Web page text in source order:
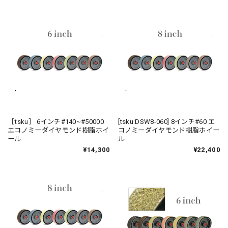
［tsku］ 6インチ#140~#50000
エコノミーダイヤモンド樹脂ホイ
ール
¥14,300
[tsku:DSW8-060] 8インチ#60 エ
コノミーダイヤモンド樹脂ホイー
ル
¥22,400